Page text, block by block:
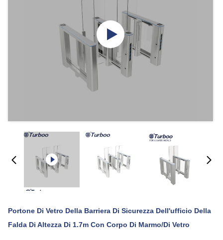
Portone Di Vetro Della Barriera Di Sicurezza Dell'ufficio Della
Falda Di Altezza Di 1.7m Con Corpo Di Marmo/di Vetro